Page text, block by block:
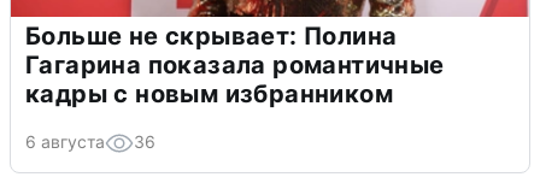
Больше не скрывает: Полина
Гагарина показала романтичные
кадры с новым избранником
6 августа 36